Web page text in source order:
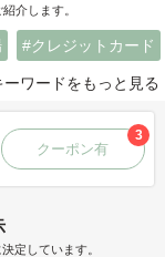
介します。
クレジットカード
ーワードをもっと見る
クーポン有
3
定しています。